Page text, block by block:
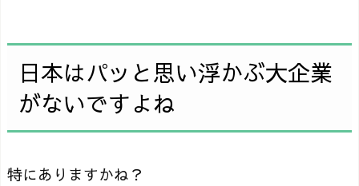
日本はパッと思い浮かぶ大企業
がないですよね
特にありますかね？